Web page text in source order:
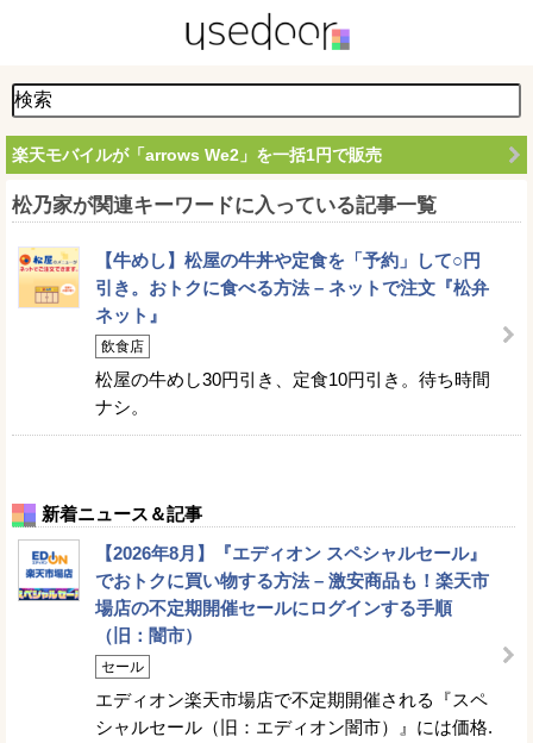
楽天モバイルが「arrows We2」を一括1円で販売
松乃家が関連キーワードに入っている記事一覧
【牛めし】松屋の牛丼や定食を「予約」して○円
引き。おトクに食べる方法 – ネットで注文『松弁
ネット』
飲食店
松屋の牛めし30円引き、定食10円引き。待ち時間
ナシ。
新着ニュース＆記事
【2026年8月】『エディオン スペシャルセール』
でおトクに買い物する方法 – 激安商品も！楽天市
場店の不定期開催セールにログインする手順
（旧：闇市）
セール
エディオン楽天市場店で不定期開催される『スペ
シャルセール（旧：エディオン闇市）』には価格.